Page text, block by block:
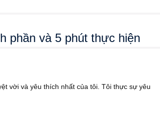
phần và 5 phút thực hiện
vời và yêu thích nhất của tôi. Tôi thực sự yêu